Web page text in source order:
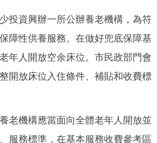
資興辦一所公辦養老機構，為符
障性供養服務。在做好兜底保障基
年人開放空余床位。市民政部門會
開放床位入住條件、補貼和收費標
機構應當面向全體老年人開放並
服務標準，在基本服務收費參考區